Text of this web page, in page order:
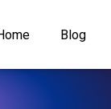
Blog
te met le feu au